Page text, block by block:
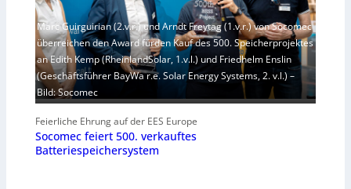
Marc Guirguirian (2.v.r.) und Arndt Freytag (1.v.r.) von Socomec
überreichen den Award fürden Kauf des 500. Speicherprojektes
an Edith Kemp (RheinlandSolar, 1.v.l.) und Friedhelm Enslin
(Geschäftsführer BayWa r.e. Solar Energy Systems, 2. v.l.) –
Bild: Socomec
Feierliche Ehrung auf der EES Europe
Socomec feiert 500. verkauftes
Batteriespeichersystem